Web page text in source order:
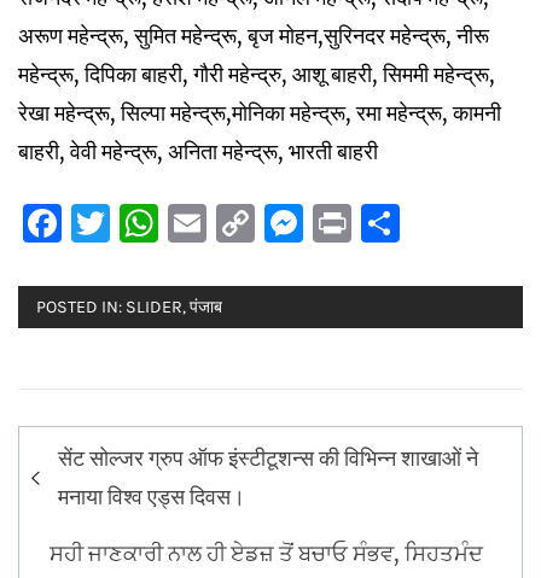
अरूण महेन्द्रू, सुमित महेन्द्रू, बृज मोहन,सुरिनदर महेन्द्रू, नीरू
महेन्द्रू, दिपिका बाहरी, गौरी महेन्द्रु, आशू बाहरी, सिममी महेन्द्रू,
रेखा महेन्द्रू, सिल्पा महेन्द्रू,मोनिका महेन्द्रू, रमा महेन्द्रू, कामनी
बाहरी, वेवी महेन्द्रू, अनिता महेन्द्रू, भारती बाहरी
Facebook
Twitter
WhatsApp
Email
CopyMessenger
Print
POSTED IN: SLIDER,पंजाब
Post
navigation
सेंट सोल्जर ग्रुप ऑफ इंस्टीटूशन्स की विभिन्न शाखाओं ने
मनाया विश्व एड्स दिवस।
ਸਹੀ ਜਾਣਕਾਰੀ ਨਾਲ ਹੀ ਏਡਜ਼ ਤੋਂ ਬਚਾਓ ਸੰਭਵ, ਸਿਹਤਮੰਦ